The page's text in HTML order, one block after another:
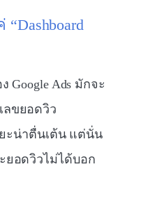
Google Ads มักจะ
ลขยอดวิว
ยะน่าตื่นเต้น แต่นั่น
ยอดวิวไม่ได้บอก